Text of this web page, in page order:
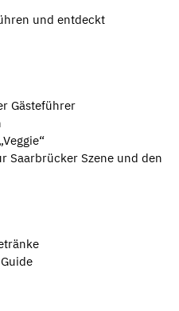
und entdeckt
Gästeführer
Saarbrücker Szene und den